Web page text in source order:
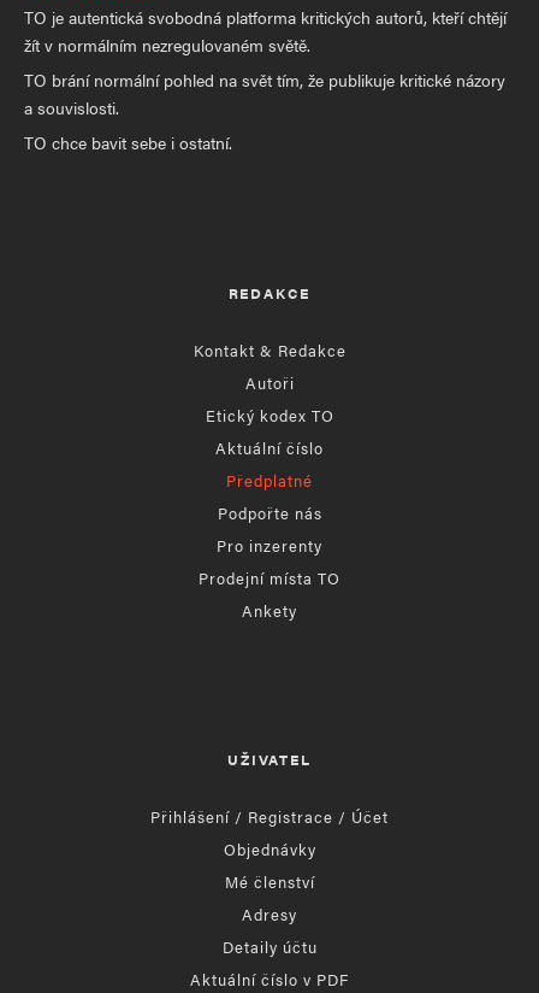
TO je autentická svobodná platforma kritických autorů, kteří chtějí
žít v normálním nezregulovaném světě.
TO brání normální pohled na svět tím, že publikuje kritické názory
a souvislosti.
TO chce bavit sebe i ostatní.
REDAKCE
Kontakt & Redakce
Autoři
Etický kodex TO
Aktuální číslo
Předplatné
Podpořte nás
Pro inzerenty
Prodejní místa TO
Ankety
UŽIVATEL
Přihlášení / Registrace / Účet
Objednávky
Mé členství
Adresy
Detaily účtu
Aktuální číslo v PDF